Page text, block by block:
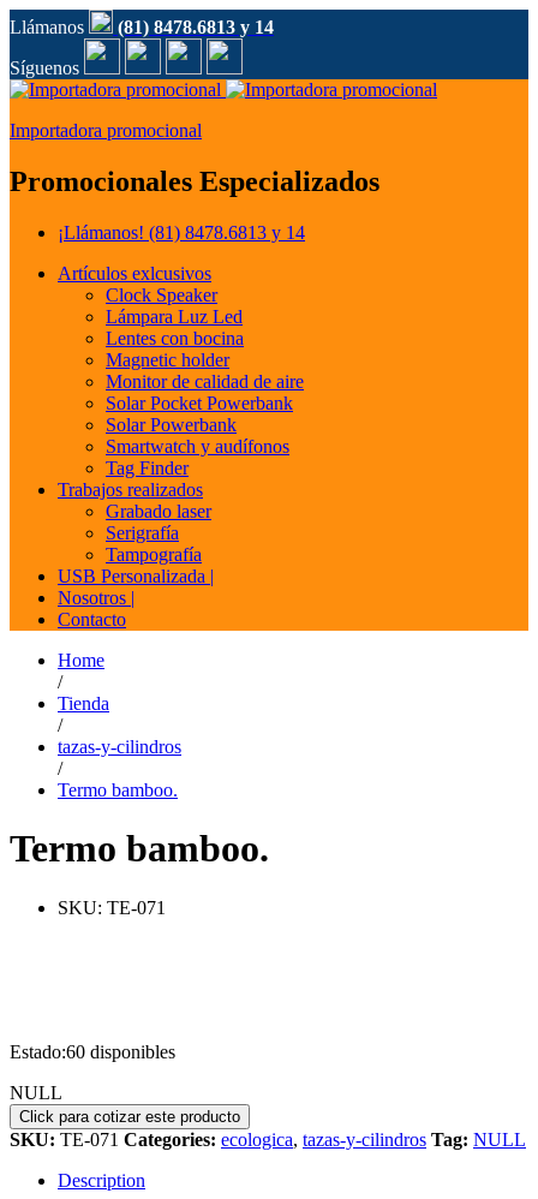
Llámanos
(81) 8478.6813 y 14
Síguenos
Importadora promocional
Promocionales Especializados
¡Llámanos! (81) 8478.6813 y 14
Artículos exlcusivos
Clock Speaker
Lámpara Luz Led
Lentes con bocina
Magnetic holder
Monitor de calidad de aire
Solar Pocket Powerbank
Solar Powerbank
Smartwatch y audífonos
Tag Finder
Trabajos realizados
Grabado laser
Serigrafía
Tampografía
USB Personalizada |
Nosotros |
Contacto
Home
/
Tienda
/
tazas-y-cilindros
/
Termo bamboo.
Termo bamboo.
SKU: TE-071
Estado:60 disponibles
NULL
SKU: TE-071 Categories: ecologica, tazas-y-cilindros Tag: NULL
Description